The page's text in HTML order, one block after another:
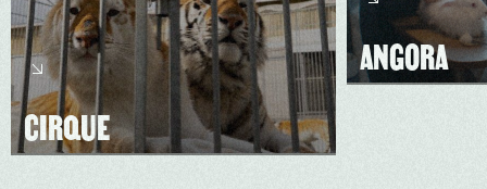
CIRQUE
ANGORA